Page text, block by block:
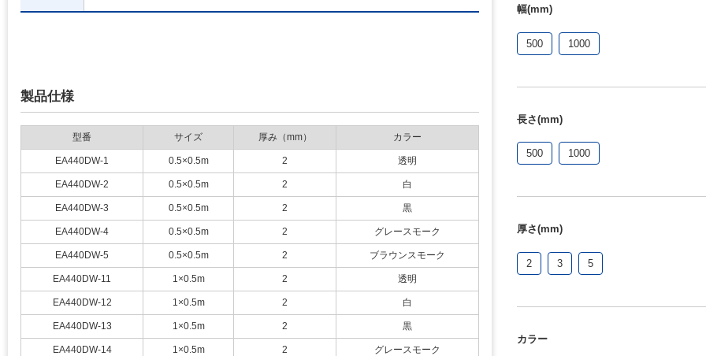
製品仕様
型番 サイズ 厚み（mm） カラー
EA440DW-1 0.5×0.5m 2 透明
EA440DW-2 0.5×0.5m 2 白
EA440DW-3 0.5×0.5m 2 黒
EA440DW-4 0.5×0.5m 2 グレースモーク
EA440DW-5 0.5×0.5m 2 ブラウンスモーク
EA440DW-11 1×0.5m 2 透明
EA440DW-12 1×0.5m 2 白
EA440DW-13 1×0.5m 2 黒
EA440DW-14 1×0.5m 2 グレースモーク
幅(mm)
500 1000
長さ(mm)
500 1000
厚さ(mm)
2 3 5
カラー